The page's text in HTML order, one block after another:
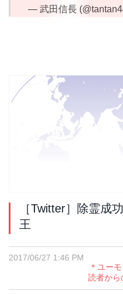
— 武田信長
［Twitter］除霊成
王
2017/06/27 1:46 PM
＊ユー
読者から